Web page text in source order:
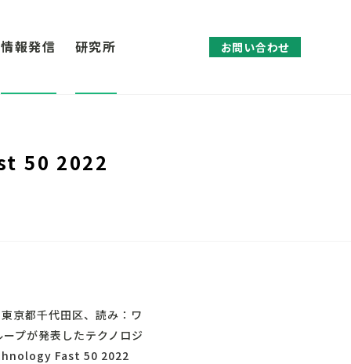
情報発信 研究所 お問い合わせ
50 2022
京都千代田区、読み：ワ
プが発表したテクノロジ
Fast 50 2022